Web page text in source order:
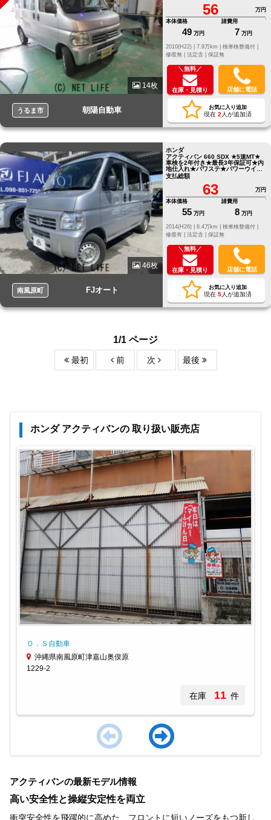
14枚
うるま市 朝陽自動車
56
万円
本体価格
49 万円
諸費用
7 万円
修復無 | 法定含 | 保証無
＼無料／
在庫・見積り 店舗に電話
お気に入り追加
現在 2 人が追加済
46枚
南風原町 FJオート
ホンダ
アクティバン 660 SDX ★5速MT★
車検を2年付き★最長3年保証可★内
地仕入れ★パワステ★パワーウイン
ドウ★A/C★キーレス
支払総額
63
万円
本体価格
55 万円
諸費用
8 万円
修復有 | 法定含 | 保証無
＼無料／
在庫・見積り 店舗に電話
お気に入り追加
現在 5人が追加済
1/1 ページ
最初 前 次 最後
ホンダ アクティバンの 取り扱い販売店
Ｏ．Ｓ自動車
沖縄県南風原町津嘉山奥俣原
1229-2
在庫 11 件
of
3
アクティバンの最新モデル情報
高い安全性と操縦安定性を両立
衝突安全性を飛躍的に高めた、フロントに短いノーズをもつ新し